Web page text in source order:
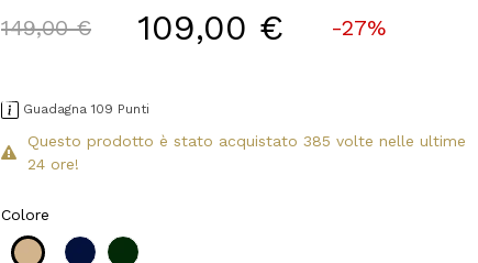
Price reduced from
149,00 €to 109,00 € -27%
Guadagna 109 Punti
Questo prodotto è stato acquistato 385 volte nelle ultime
24 ore!
Colore